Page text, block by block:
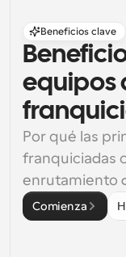
Beneficios clave
equipos
Por qué las
franquiciadas
enrutamiento
Comienza